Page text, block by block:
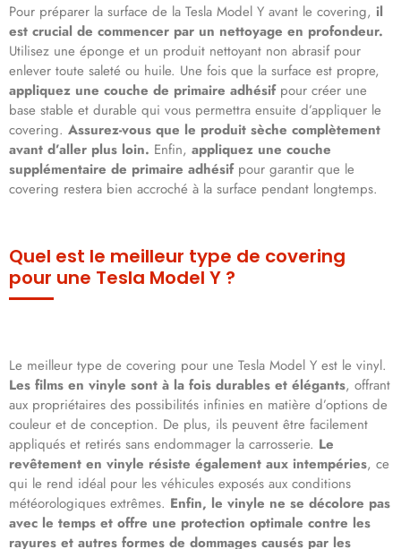
Pour préparer la surface de la Tesla Model Y avant le covering, il
est crucial de commencer par un nettoyage en profondeur.
Utilisez une éponge et un produit nettoyant non abrasif pour
enlever toute saleté ou huile. Une fois que la surface est propre,
appliquez une couche de primaire adhésifpour créer une
base stable et durable qui vous permettra ensuite d’appliquer le
covering. Assurez-vous que le produit sèche complètement
avant d’aller plus loin. Enfin, appliquez une couche
supplémentaire de primaire adhésif pour garantir que le
covering restera bien accroché à la surface pendant longtemps.
Quel est le meilleur type de covering
pour une Tesla Model Y ?
Le meilleur type de covering pour une Tesla Model Y est le vinyl.
Les films en vinyle sont à la fois durables et élégants, offrant
aux propriétaires des possibilités infinies en matière d’options de
couleur et de conception. De plus, ils peuvent être facilement
appliqués et retirés sans endommager la carrosserie. Le
revêtement en vinyle résiste également aux intempéries, ce
qui le rend idéal pour les véhicules exposés aux conditions
météorologiques extrêmes. Enfin, le vinyle ne se décolore pas
avec le temps et offre une protection optimale contre les
rayures et autres formes de dommages causés par les